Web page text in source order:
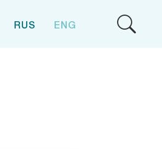
RUS ENG